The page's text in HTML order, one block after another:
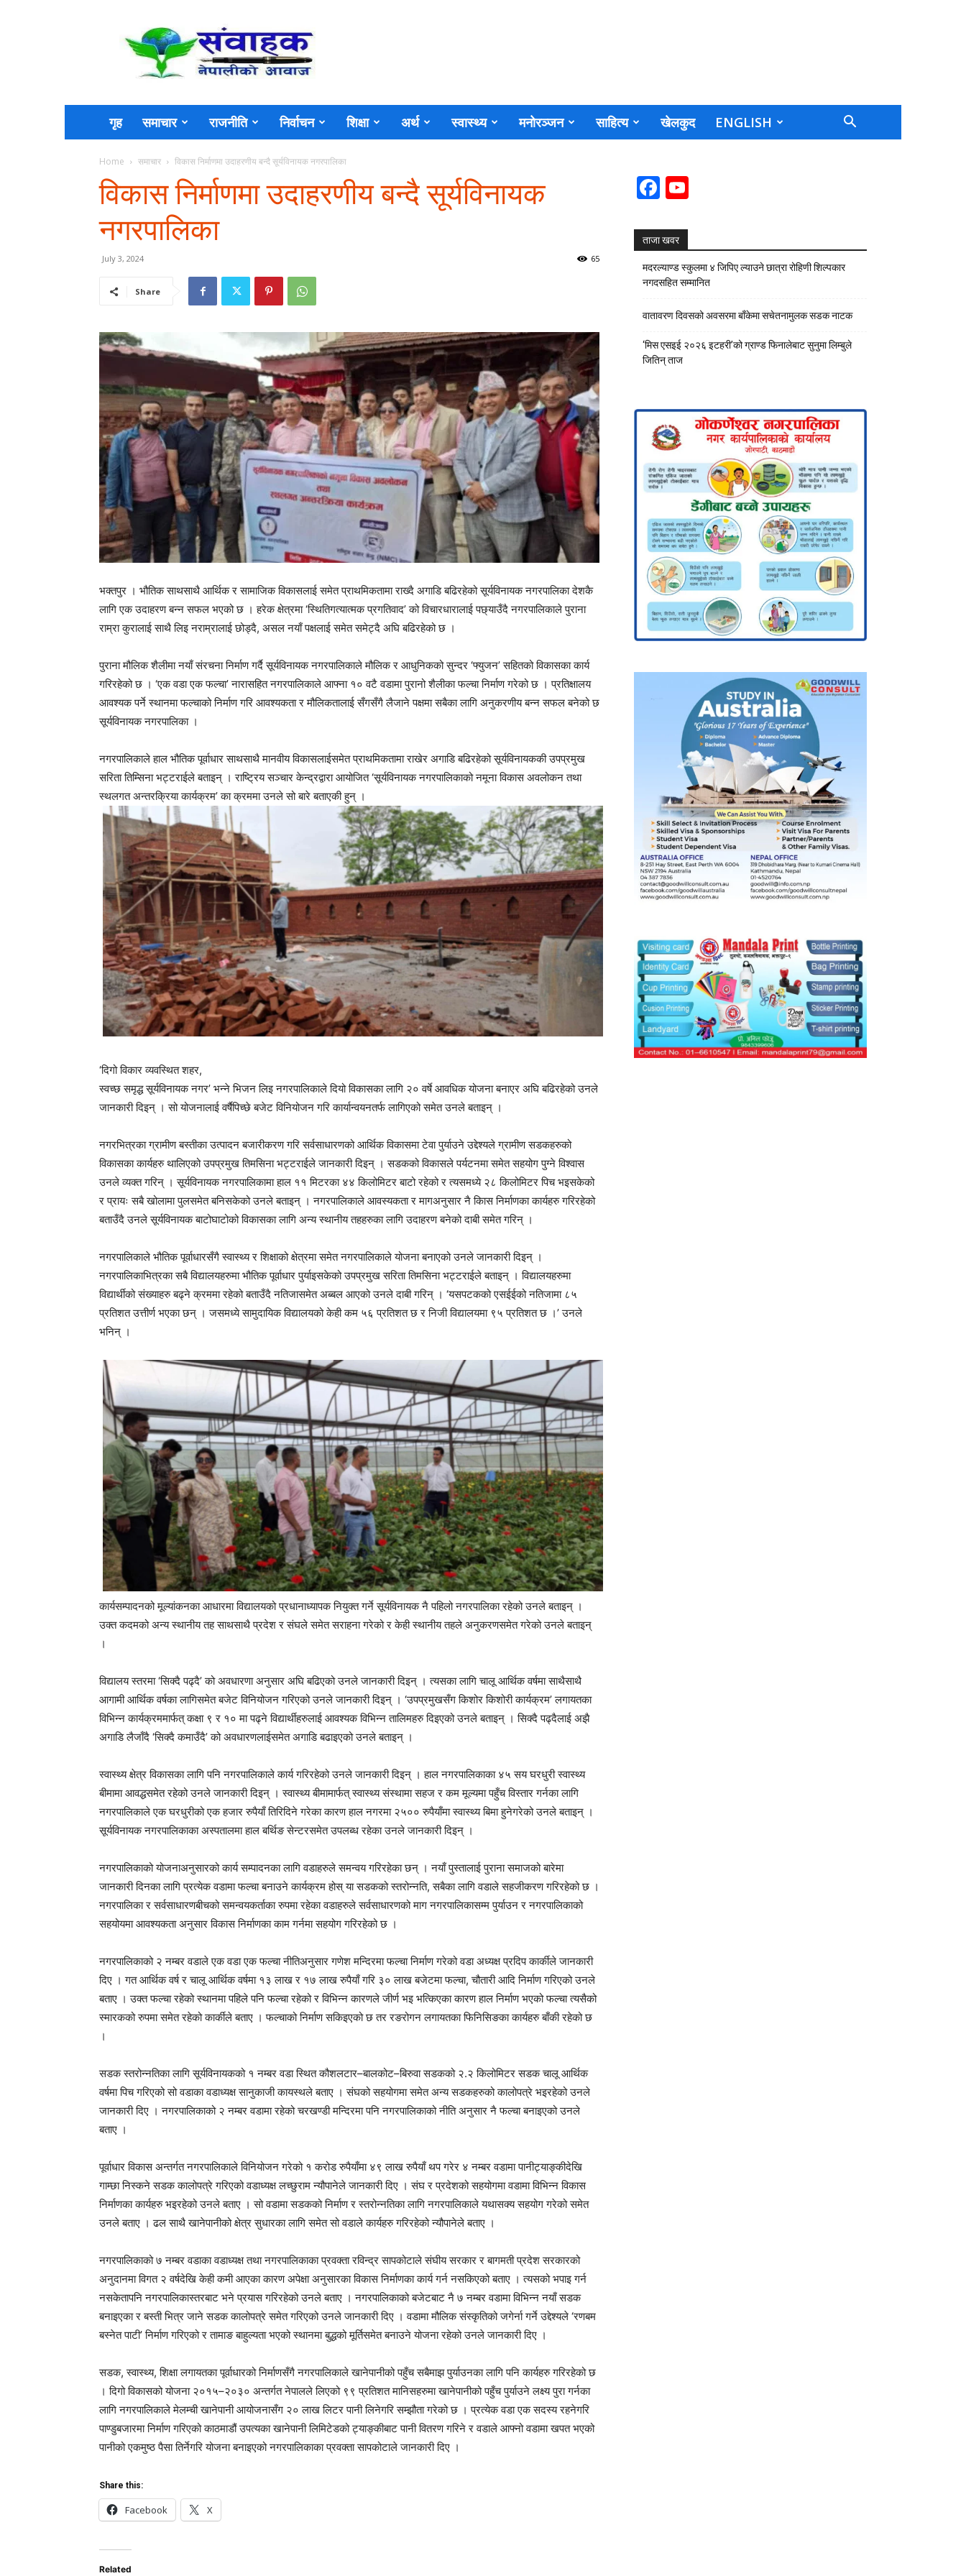
Sambahak
गृह समाचार राजनीति निर्वाचन शिक्षा अर्थ स्वास्थ्य मनोरञ्जन साहित्य खेलकुद ENGLISH
Home समाचार विकास निर्माणमा उदाहरणीय बन्दै सूर्यविनायक नगरपालिका
विकास निर्माणमा उदाहरणीय बन्दै सूर्यविनायक
नगरपालिका
July 3, 2024 65
Share
भक्तपुर । भौतिक साथसाथै आर्थिक र सामाजिक विकासलाई समेत प्राथमिकतामा राख्दै अगाडि बढिरहेको सूर्यविनायक नगरपालिका देशकै
लागि एक उदाहरण बन्न सफल भएको छ । हरेक क्षेत्रमा ‘स्थितिगत्यात्मक प्रगतिवाद’ को विचारधारालाई पछ्याउँदै नगरपालिकाले पुराना
राम्रा कुरालाई साथै लिइ नराम्रालाई छोड्दै, असल नयाँ पक्षलाई समेत समेट्दै अघि बढिरहेको छ ।
पुराना मौलिक शैलीमा नयाँ संरचना निर्माण गर्दै सूर्यविनायक नगरपालिकाले मौलिक र आधुनिकको सुन्दर ‘फ्युजन’ सहितको विकासका कार्य
गरिरहेको छ । ‘एक वडा एक फल्चा’ नारासहित नगरपालिकाले आफ्ना १० वटै वडामा पुरानो शैलीका फल्चा निर्माण गरेको छ । प्रतिक्षालय
आवश्यक पर्ने स्थानमा फल्चाको निर्माण गरि आवश्यकता र मौलिकतालाई सँगसँगै लैजाने पक्षमा सबैका लागि अनुकरणीय बन्न सफल बनेको छ
सूर्यविनायक नगरपालिका ।
नगरपालिकाले हाल भौतिक पूर्वाधार साथसाथै मानवीय विकासलाईसमेत प्राथमिकतामा राखेर अगाडि बढिरहेको सूर्यविनायककी उपप्रमुख
सरिता तिम्सिना भट्टराईले बताइन् । राष्ट्रिय सञ्चार केन्द्रद्वारा आयोजित ‘सूर्यविनायक नगरपालिकाको नमूना विकास अवलोकन तथा
स्थलगत अन्तरक्रिया कार्यक्रम’ का क्रममा उनले सो बारे बताएकी हुन् ।
‘दिगो विकार व्यवस्थित शहर,
स्वच्छ समृद्ध सूर्यविनायक नगर’ भन्ने भिजन लिइ नगरपालिकाले दियो विकासका लागि २० वर्षे आवधिक योजना बनाएर अघि बढिरहेको उनले
जानकारी दिइन् । सो योजनालाई वर्षैपिच्छे बजेट विनियोजन गरि कार्यान्वयनतर्फ लागिएको समेत उनले बताइन् ।
नगरभित्रका ग्रामीण बस्तीका उत्पादन बजारीकरण गरि सर्वसाधारणको आर्थिक विकासमा टेवा पुर्याउने उद्देश्यले ग्रामीण सडकहरुको
विकासका कार्यहरु थालिएको उपप्रमुख तिमसिना भट्टराईले जानकारी दिइन् । सडकको विकासले पर्यटनमा समेत सहयोग पुग्ने विश्वास
उनले व्यक्त गरिन् । सूर्यविनायक नगरपालिकामा हाल ११ मिटरका ४४ किलोमिटर बाटो रहेको र त्यसमध्ये २८ किलोमिटर पिच भइसकेको
र प्रायः सबै खोलामा पुलसमेत बनिसकेको उनले बताइन् । नगरपालिकाले आवस्यकता र मागअनुसार नै किास निर्माणका कार्यहरु गरिरहेको
बताउँदै उनले सूर्यविनायक बाटोघाटोको विकासका लागि अन्य स्थानीय तहहरुका लागि उदाहरण बनेको दाबी समेत गरिन् ।
नगरपालिकाले भौतिक पूर्वाधारसँगै स्वास्थ्य र शिक्षाको क्षेत्रमा समेत नगरपालिकाले योजना बनाएको उनले जानकारी दिइन् ।
नगरपालिकाभित्रका सबै विद्यालयहरुमा भौतिक पूर्वाधार पुर्याइसकेको उपप्रमुख सरिता तिमसिना भट्टराईले बताइन् । विद्यालयहरुमा
विद्यार्थीको संख्याहरु बढ्ने क्रममा रहेको बताउँदै नतिजासमेत अब्बल आएको उनले दाबी गरिन् । ‘यसपटकको एसईईको नतिजामा ८५
प्रतिशत उत्तीर्ण भएका छन् । जसमध्ये सामुदायिक विद्यालयको केही कम ५६ प्रतिशत छ र निजी विद्यालयमा ९५ प्रतिशत छ ।’ उनले
भनिन् ।
कार्यसम्पादनको मूल्यांकनका आधारमा विद्यालयको प्रधानाध्यापक नियुक्त गर्ने सूर्यविनायक नै पहिलो नगरपालिका रहेको उनले बताइन् ।
उक्त कदमको अन्य स्थानीय तह साथसाथै प्रदेश र संघले समेत सराहना गरेको र केही स्थानीय तहले अनुकरणसमेत गरेको उनले बताइन्
।
विद्यालय स्तरमा ‘सिक्दै पढ्दै’ को अवधारणा अनुसार अघि बढिएको उनले जानकारी दिइन् । त्यसका लागि चालू आर्थिक वर्षमा साथैसाथै
आगामी आर्थिक वर्षका लागिसमेत बजेट विनियोजन गरिएको उनले जानकारी दिइन् । ‘उपप्रमुखसँग किशोर किशोरी कार्यक्रम’ लगायतका
विभिन्न कार्यक्रममार्फत् कक्षा ९ र १० मा पढ्ने विद्यार्थीहरुलाई आवश्यक विभिन्न तालिमहरु दिइएको उनले बताइन् । सिक्दै पढ्दैलाई अझै
अगाडि लैजाँदै ‘सिक्दै कमाउँदै’ को अवधारणलाईसमेत अगाडि बढाइएको उनले बताइन् ।
स्वास्थ्य क्षेत्र विकासका लागि पनि नगरपालिकाले कार्य गरिरहेको उनले जानकारी दिइन् । हाल नगरपालिकाका ४५ सय घरधुरी स्वास्थ्य
बीमामा आवद्धसमेत रहेको उनले जानकारी दिइन् । स्वास्थ्य बीमामार्फत् स्वास्थ्य संस्थामा सहज र कम मूल्यमा पहुँच विस्तार गर्नका लागि
नगरपालिकाले एक घरधुरीको एक हजार रुपैयाँ तिरिदिने गरेका कारण हाल नगरमा २५०० रुपैयाँमा स्वास्थ्य बिमा हुनेगरेको उनले बताइन् ।
सूर्यविनायक नगरपालिकाका अस्पतालमा हाल बर्थिङ सेन्टरसमेत उपलब्ध रहेका उनले जानकारी दिइन् ।
नगरपालिकाको योजनाअनुसारको कार्य सम्पादनका लागि वडाहरुले समन्वय गरिरहेका छन् । नयाँ पुस्तालाई पुराना समाजको बारेमा
जानकारी दिनका लागि प्रत्येक वडामा फल्चा बनाउने कार्यक्रम होस् या सडकको स्तरोन्नति, सबैका लागि वडाले सहजीकरण गरिरहेको छ ।
नगरपालिका र सर्वसाधारणबीचको समन्वयकर्ताका रुपमा रहेका वडाहरुले सर्वसाधारणको माग नगरपालिकासम्म पुर्याउन र नगरपालिकाको
सहयोयमा आवश्यकता अनुसार विकास निर्माणका काम गर्नमा सहयोग गरिरहेको छ ।
नगरपालिकाको २ नम्बर वडाले एक वडा एक फल्चा नीतिअनुसार गणेश मन्दिरमा फल्चा निर्माण गरेको वडा अध्यक्ष प्रदिप कार्कीले जानकारी
दिए । गत आर्थिक वर्ष र चालू आर्थिक वर्षमा १३ लाख र १७ लाख रुपैयाँ गरि ३० लाख बजेटमा फल्चा, चौतारी आदि निर्माण गरिएको उनले
बताए । उक्त फल्चा रहेको स्थानमा पहिले पनि फल्चा रहेको र विभिन्न कारणले जीर्ण भइ भत्किएका कारण हाल निर्माण भएको फल्चा त्यसैको
स्मारकको रुपमा समेत रहेको कार्कीले बताए । फल्चाको निर्माण सकिइएको छ तर रङरोगन लगायतका फिनिसिङका कार्यहरु बाँकी रहेको छ
।
सडक स्तरोन्नतिका लागि सूर्यविनायकको १ नम्बर वडा स्थित कौशलटार–बालकोट–बिरुवा सडकको २.२ किलोमिटर सडक चालू आर्थिक
वर्षमा पिच गरिएको सो वडाका वडाध्यक्ष सानुकाजी कायस्थले बताए । संघको सहयोगमा समेत अन्य सडकहरुको कालोपत्रे भइरहेको उनले
जानकारी दिए । नगरपालिकाको २ नम्बर वडामा रहेको चरखण्डी मन्दिरमा पनि नगरपालिकाको नीति अनुसार नै फल्चा बनाइएको उनले
बताए ।
पूर्वाधार विकास अन्तर्गत नगरपालिकाले विनियोजन गरेको १ करोड रुपैयाँमा ४९ लाख रुपैयाँ थप गरेर ४ नम्बर वडामा पानीट्याङ्कीदेखि
गाम्छा निस्कने सडक कालोपत्रे गरिएको वडाध्यक्ष लच्छुराम न्यौपानेले जानकारी दिए । संघ र प्रदेशको सहयोगमा वडामा विभिन्न विकास
निर्माणका कार्यहरु भइरहेको उनले बताए । सो वडामा सडकको निर्माण र स्तरोन्नतिका लागि नगरपालिकाले यथासक्य सहयोग गरेको समेत
उनले बताए । ढल साथै खानेपानीको क्षेत्र सुधारका लागि समेत सो वडाले कार्यहरु गरिरहेको न्यौपानेले बताए ।
नगरपालिकाको ७ नम्बर वडाका वडाध्यक्ष तथा नगरपालिकाका प्रवक्ता रविन्द्र सापकोटाले संघीय सरकार र बागमती प्रदेश सरकारको
अनुदानमा विगत २ वर्षदेखि केही कमी आएका कारण अपेक्षा अनुसारका विकास निर्माणका कार्य गर्न नसकिएको बताए । त्यसको भपाइ गर्न
नसकेतापनि नगरपालिकास्तरबाट भने प्रयास गरिरहेको उनले बताए । नगरपालिकाको बजेटबाट नै ७ नम्बर वडामा विभिन्न नयाँ सडक
बनाइएका र बस्ती भित्र जाने सडक कालोपत्रे समेत गरिएको उनले जानकारी दिए । वडामा मौलिक संस्कृतिको जगेर्ना गर्ने उद्देश्यले ‘रणबम
बस्नेत पाटी’ निर्माण गरिएको र तामाङ बाहुल्यता भएको स्थानमा बुद्धको मूर्तिसमेत बनाउने योजना रहेको उनले जानकारी दिए ।
सडक, स्वास्थ्य, शिक्षा लगायतका पूर्वाधारको निर्माणसँगै नगरपालिकाले खानेपानीको पहुँच सबैमाझ पुर्याउनका लागि पनि कार्यहरु गरिरहेको छ
। दिगो विकासको योजना २०१५–२०३० अन्तर्गत नेपालले लिएको ९९ प्रतिशत मानिसहरुमा खानेपानीको पहुँच पुर्याउने लक्ष्य पुरा गर्नका
लागि नगरपालिकाले मेलम्ची खानेपानी आयोजनासँग २० लाख लिटर पानी लिनेगरि सम्झौता गरेको छ । प्रत्येक वडा एक सदस्य रहनेगरि
पाण्डुबजारमा निर्माण गरिएको काठमाडौं उपत्यका खानेपानी लिमिटेडको ट्याङ्कीबाट पानी वितरण गरिने र वडाले आफ्नो वडामा खपत भएको
पानीको एकमुष्ठ पैसा तिर्नेगरि योजना बनाइएको नगरपालिकाका प्रवक्ता सापकोटाले जानकारी दिए ।
Share this:
Facebook X
Related
Facebook
ताजा खवर
मदरल्याण्ड स्कुलमा ४ जिपिए ल्याउने छात्रा रोहिणी शिल्पकार
नगदसहित सम्मानित
वातावरण दिवसको अवसरमा बाँकेमा सचेतनामुलक सडक नाटक
‘मिस एसइई २०२६ इटहरी’को ग्राण्ड फिनालेबाट सुनुमा लिम्बुले
जितिन् ताज